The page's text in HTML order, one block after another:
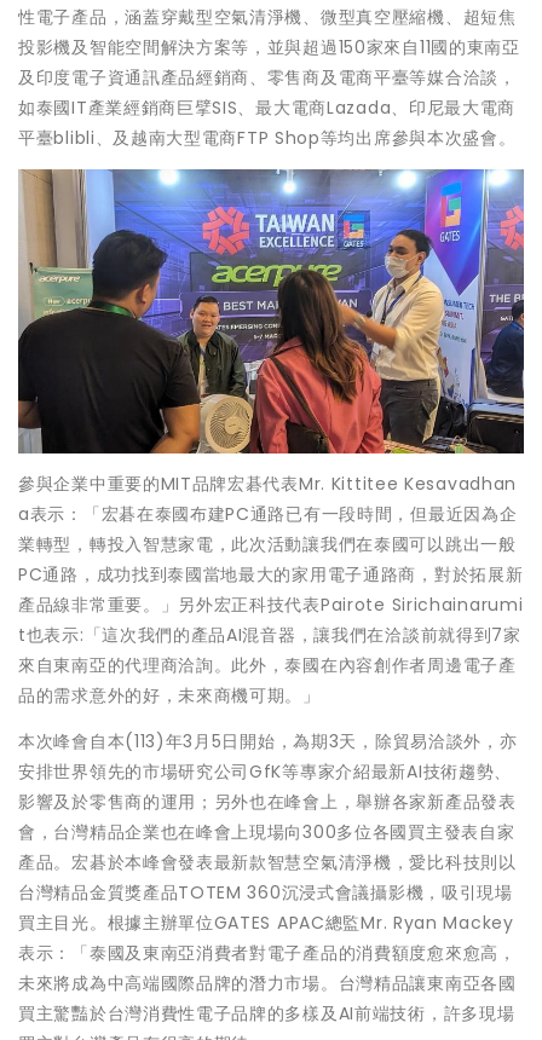
性電子產品，涵蓋穿戴型空氣清淨機、微型真空壓縮機、超短焦
投影機及智能空間解決方案等，並與超過150家來自11國的東南亞
及印度電子資通訊產品經銷商、零售商及電商平臺等媒合洽談，
如泰國IT產業經銷商巨擘SIS、最大電商Lazada、印尼最大電商
平臺blibli、及越南大型電商FTP Shop等均出席參與本次盛會。
參與企業中重要的MIT品牌宏碁代表Mr. Kittitee Kesavadhan
a表示：「宏碁在泰國布建PC通路已有一段時間，但最近因為企
業轉型，轉投入智慧家電，此次活動讓我們在泰國可以跳出一般
PC通路，成功找到泰國當地最大的家用電子通路商，對於拓展新
產品線非常重要。」另外宏正科技代表Pairote Sirichainarumi
t也表示:「這次我們的產品AI混音器，讓我們在洽談前就得到7家
來自東南亞的代理商洽詢。此外，泰國在內容創作者周邊電子產
品的需求意外的好，未來商機可期。」
本次峰會自本(113)年3月5日開始，為期3天，除貿易洽談外，亦
安排世界領先的市場研究公司GfK等專家介紹最新AI技術趨勢、
影響及於零售商的運用；另外也在峰會上，舉辦各家新產品發表
會，台灣精品企業也在峰會上現場向300多位各國買主發表自家
產品。宏碁於本峰會發表最新款智慧空氣清淨機，愛比科技則以
台灣精品金質獎產品TOTEM 360沉浸式會議攝影機，吸引現場
買主目光。根據主辦單位GATES APAC總監Mr. Ryan Mackey
表示：「泰國及東南亞消費者對電子產品的消費額度愈來愈高，
未來將成為中高端國際品牌的潛力市場。台灣精品讓東南亞各國
買主驚豔於台灣消費性電子品牌的多樣及AI前端技術，許多現場